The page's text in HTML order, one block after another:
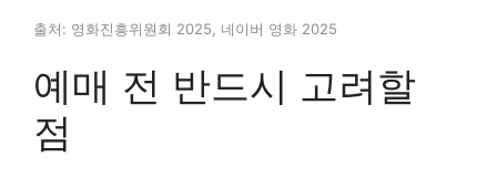
출처: 영화진흥위원회 2025, 네이버 영화 2025
예매 전 반드시 고려할
점